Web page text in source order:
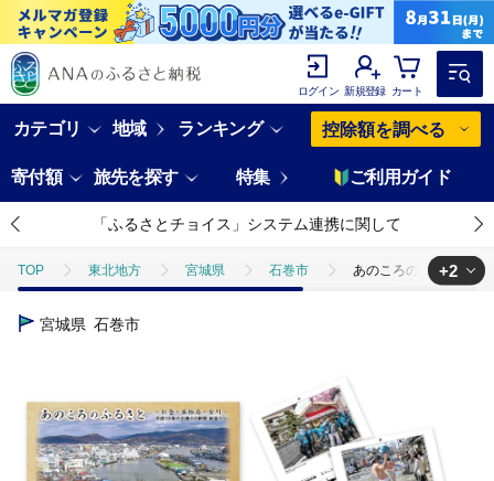
ログイン 新規登録 カート
カテゴリ 地域 ランキング 控除額を調べる
寄付額 旅先を探す 特集 ご利用ガイド
「ふるさとチョイス」システム連携に関して
TOP 東北地方 宮城県 石巻市 あのころのふるさと～
TOP
+2
宮城県 石巻市